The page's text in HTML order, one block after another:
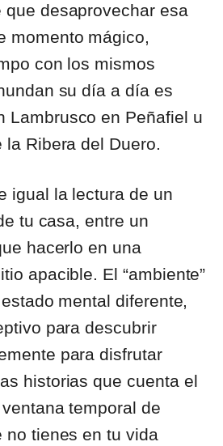
que desaprovechar esa
momento mágico,
con los mismos
su día a día es
Lambrusco en Peñafiel u
la Ribera del Duero.
igual la lectura de un
tu casa, entre un
hacerlo en una
apacible. El “ambiente”
mental diferente,
para descubrir
para disfrutar
historias que cuenta el
temporal de
no tienes en tu vida